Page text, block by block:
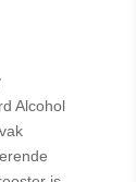
Alcohol